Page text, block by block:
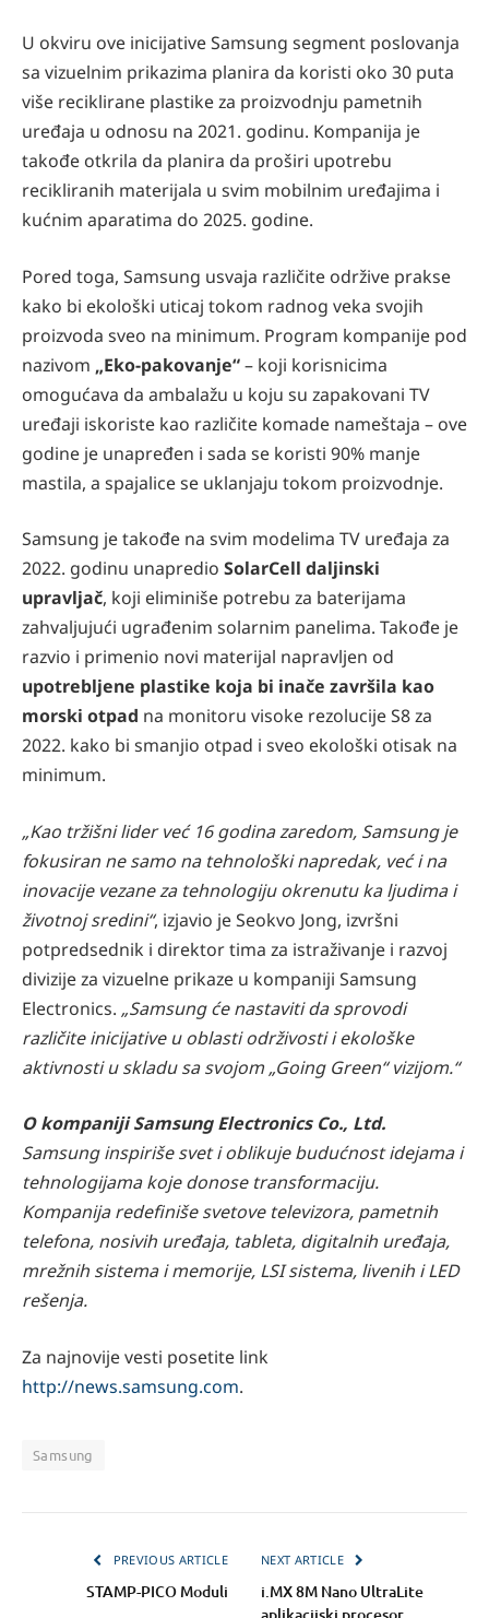
U okviru ove inicijative Samsung segment poslovanja
sa vizuelnim prikazima planira da koristi oko 30 puta
više reciklirane plastike za proizvodnju pametnih
uređaja u odnosu na 2021. godinu. Kompanija je
takođe otkrila da planira da proširi upotrebu
recikliranih materijala u svim mobilnim uređajima i
kućnim aparatima do 2025. godine.
Pored toga, Samsung usvaja različite održive prakse
kako bi ekološki uticaj tokom radnog veka svojih
proizvoda sveo na minimum. Program kompanije pod
nazivom „Eko-pakovanje“– koji korisnicima
omogućava da ambalažu u koju su zapakovani TV
uređaji iskoriste kao različite komade nameštaja – ove
godine je unapređen i sada se koristi 90% manje
mastila, a spajalice se uklanjaju tokom proizvodnje.
Samsung je takođe na svim modelima TV uređaja za
2022. godinu unapredio SolarCell daljinski
upravljač, koji eliminiše potrebu za baterijama
zahvaljujući ugrađenim solarnim panelima. Takođe je
razvio i primenio novi materijal napravljen od
upotrebljene plastike koja bi inače završila kao
morski otpad na monitoru visoke rezolucije S8 za
2022. kako bi smanjio otpad i sveo ekološki otisak na
minimum.
„Kao tržišni lider već 16 godina zaredom, Samsung je
fokusiran ne samo na tehnološki napredak, već i na
inovacije vezane za tehnologiju okrenutu ka ljudima i
životnoj sredini“, izjavio je Seokvo Jong, izvršni
potpredsednik i direktor tima za istraživanje i razvoj
divizije za vizuelne prikaze u kompaniji Samsung
Electronics. „Samsung će nastaviti da sprovodi
različite inicijative u oblasti održivosti i ekološke
aktivnosti u skladu sa svojom „Going Green“ vizijom.“
O kompaniji Samsung Electronics Co., Ltd.
Samsung inspiriše svet i oblikuje budućnost idejama i
tehnologijama koje donose transformaciju.
Kompanija redefiniše svetove televizora, pametnih
telefona, nosivih uređaja, tableta, digitalnih uređaja,
mrežnih sistema i memorije, LSI sistema, livenih i LED
rešenja.
Za najnovije vesti posetite link
http://news.samsung.com.
Samsung
PREVIOUS ARTICLE
STAMP-PICO Moduli
NEXT ARTICLE
i.MX 8M Nano UltraLite